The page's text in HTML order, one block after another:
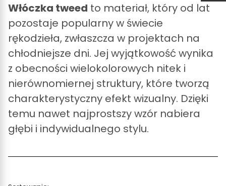
Włóczka tweed to materiał, który od lat
pozostaje popularny w świecie
rękodzieła, zwłaszcza w projektach na
chłodniejsze dni. Jej wyjątkowość wynika
z obecności wielokolorowych nitek i
nierównomiernej struktury, które tworzą
charakterystyczny efekt wizualny. Dzięki
temu nawet najprostszy wzór nabiera
głębi i indywidualnego stylu.